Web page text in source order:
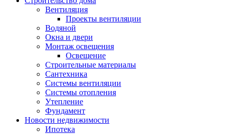
Вентиляция
Проекты вентиляции
Водяной
Окна и двери
Монтаж освещения
Освещение
Строительные материалы
Сантехника
Системы вентиляции
Системы отопления
Утепление
Фундамент
Новости недвижимости
Ипотека